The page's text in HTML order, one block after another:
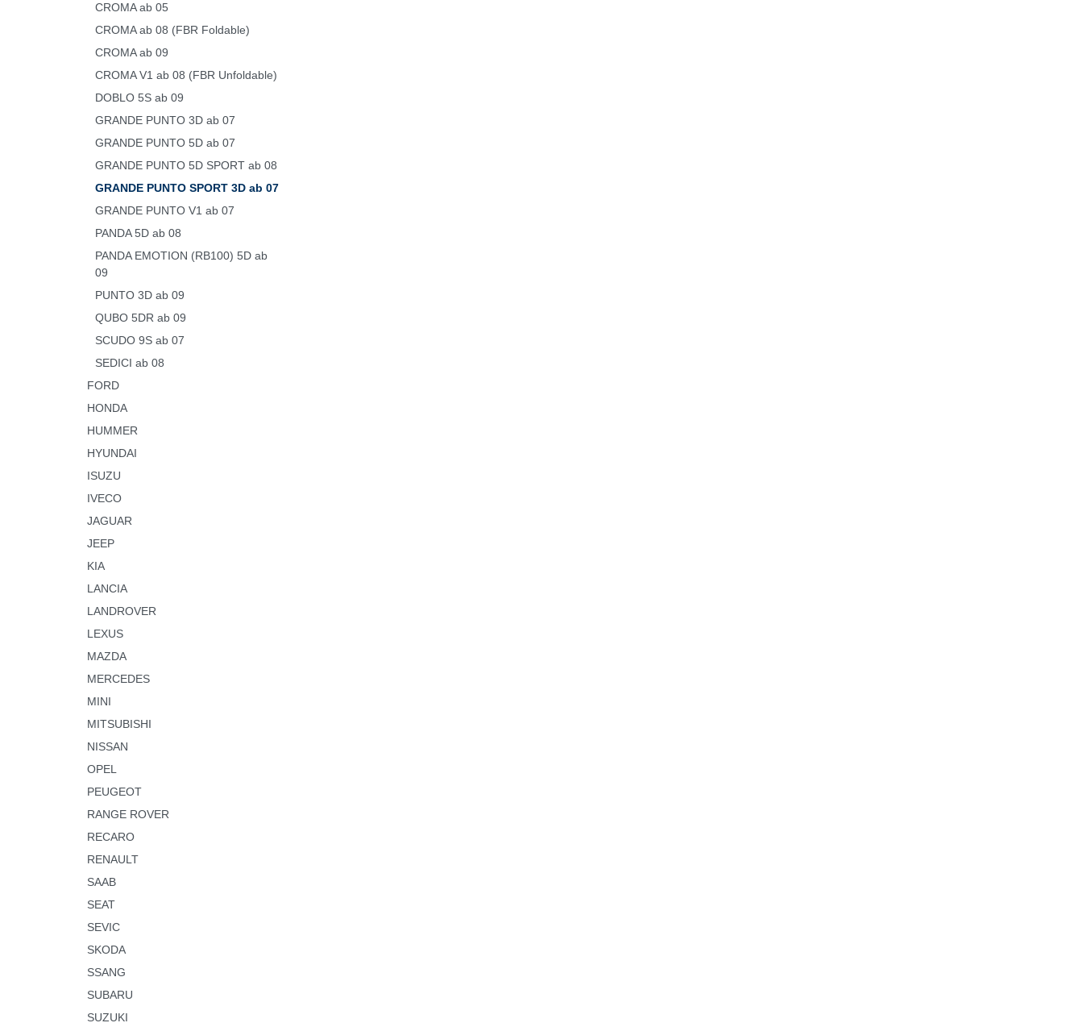
CROMA ab 05
CROMA ab 08 (FBR Foldable)
CROMA ab 09
CROMA V1 ab 08 (FBR Unfoldable)
DOBLO 5S ab 09
GRANDE PUNTO 3D ab 07
GRANDE PUNTO 5D ab 07
GRANDE PUNTO 5D SPORT ab 08
GRANDE PUNTO SPORT 3D ab 07
GRANDE PUNTO V1 ab 07
PANDA 5D ab 08
PANDA EMOTION (RB100) 5D ab
09
PUNTO 3D ab 09
QUBO 5DR ab 09
SCUDO 9S ab 07
SEDICI ab 08
FORD
HONDA
HUMMER
HYUNDAI
ISUZU
IVECO
JAGUAR
JEEP
KIA
LANCIA
LANDROVER
LEXUS
MAZDA
MERCEDES
MINI
MITSUBISHI
NISSAN
OPEL
PEUGEOT
RANGE ROVER
RECARO
RENAULT
SAAB
SEAT
SEVIC
SKODA
SSANG
SUBARU
SUZUKI